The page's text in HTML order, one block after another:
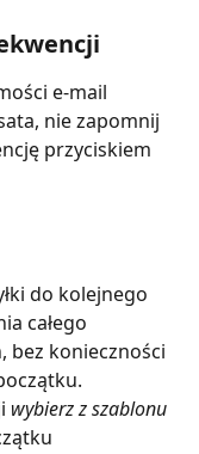
e-mail
nie zapomnij
przyciskiem
do kolejnego
całego
bez konieczności
wybierz z szablonu